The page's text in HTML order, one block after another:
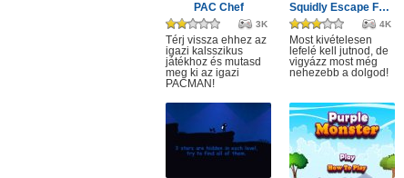
PAC Chef
3K
Térj vissza ehhez az
igazi kalsszikus
játékhoz és mutasd
meg ki az igazi
PACMAN!
Squidly Escape Fall Guy 3D
4K
Most kivételesen
lefelé kell jutnod, de
vigyázz most még
nehezebb a dolgod!